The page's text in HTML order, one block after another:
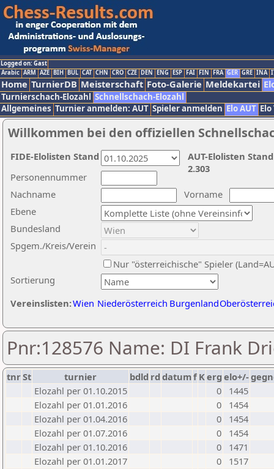
Logged on: Gast
Arabic ARM AZE BIH BUL CAT CHN CRO CZE DEN ENG ESP FAI FIN FRA GER GRE INA
Home TurnierDB Meisterschaft Foto-Galerie Meldekartei
Turnierschach-Elozahl Schnellschach-Elozahl
Allgemeines Turnier anmelden: AUT Spieler anmelden Elo AUT
Willkommen bei den offiziellen
Nachname
Vorname
Ebene
Sortierung
Personennummer
Bundesland
Spgem./Kreis/Verein
Nur "österreichische" Spieler
Vereinslisten:Wien Niederösterreich Burgenland
AUT-Elolisten
2.303
FIDE-Elolisten Stand
Pnr:128576 Name: DI Frank
tnrSt turnier bdld rd datumf Kerg elo+/-
Elozahl per 01.10.2015
0
1445
Elozahl per 01.01.2016
0
1454
Elozahl per 01.04.2016
0
1454
Elozahl per 01.07.2016
0
1454
Elozahl per 01.10.2016
0
1471
Elozahl per 01.01.2017
0
1517